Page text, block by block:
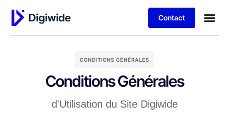
Contact
CONDITIONS GÉNÉRALES
Conditions Générales
d'Utilisation du Site Digiwide